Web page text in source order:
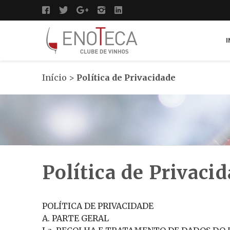
Início > Política de Privacidade
Política de
POLÍTICA DE PRIVACIDADE
A. PARTE GERAL